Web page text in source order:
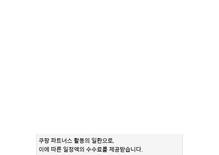
쿠팡 파트너스 활동의 일환으로,
이에 따른 일정액의 수수료를 제공받습니다.